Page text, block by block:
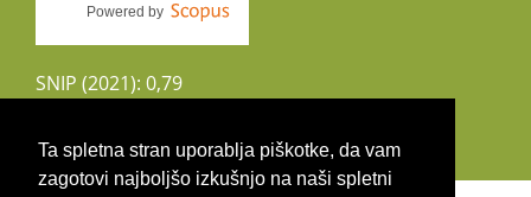
Ta spletna stran uporablja piškotke, da vam
zagotovi najboljšo izkušnjo na naši spletni
Powered by
SNIP (2021): 0,79